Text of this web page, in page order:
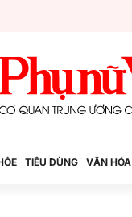
TIÊU DÙNG VĂN HÓA